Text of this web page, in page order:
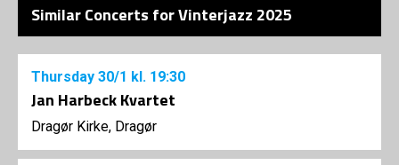
Similar Concerts for Vinterjazz 2025
Thursday 30/1 kl. 19:30
Jan Harbeck Kvartet
Dragør Kirke, Dragør